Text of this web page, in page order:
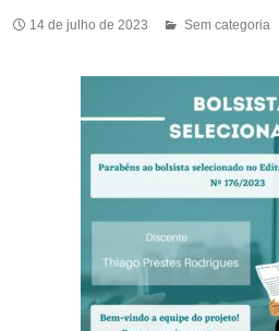
14 de julho de 2023 Sem categoria